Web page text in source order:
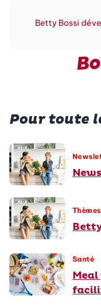
Betty Bossi
Pour toute
Thèmes
Santé